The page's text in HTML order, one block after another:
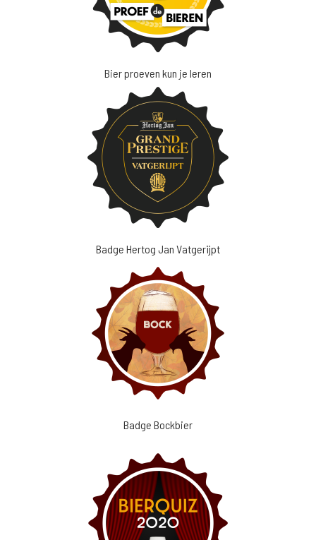
Bier proeven kun je leren
Badge Hertog Jan Vatgerijpt
Badge Bockbier